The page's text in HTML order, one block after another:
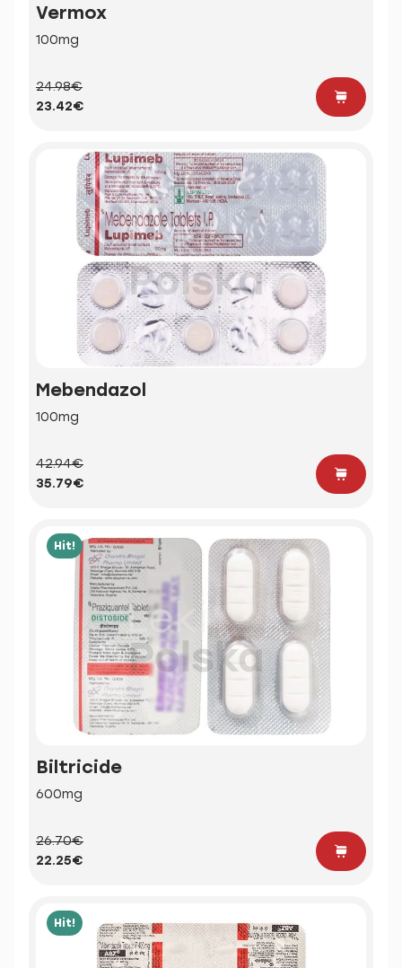
Vermox
100mg
24.98€
23.42€
Mebendazol
100mg
42.94€
35.79€
Hit!
Biltricide
600mg
26.70€
22.25€
Hit!